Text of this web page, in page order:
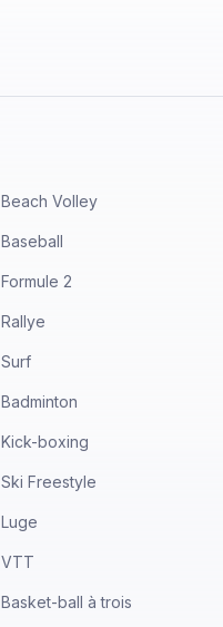
Beach Volley
Baseball
Formule 2
Rallye
Surf
Badminton
Kick-boxing
Ski Freestyle
Luge
VTT
Basket-ball à trois